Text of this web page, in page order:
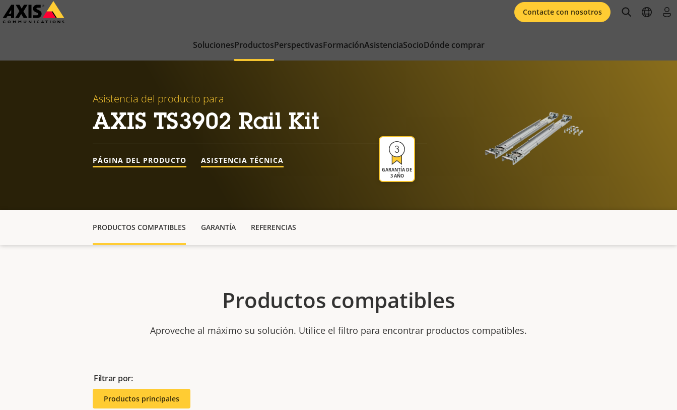
Saltar
al
SolucionesProductosPerspectivasFormaciónAsistenciaSocioDónde comprar
Contacte con nosotros openopen
Asistencia del producto para
AXIS TS3902 Rail Kit
GARANTÍA DE
3 AÑO
PÁGINA DEL PRODUCTO ASISTENCIA TÉCNICA
PRODUCTOS COMPATIBLES GARANTÍA REFERENCIAS
Productos compatibles
Aproveche al máximo su solución. Utilice el filtro para encontrar productos compatibles.
Filtrar por:
Productos principales